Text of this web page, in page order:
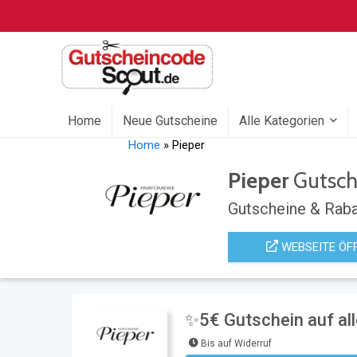
Home Neue Gutscheine Alle Kategorien
Home »Pieper
Pieper
Gutscheine &
WEBSEITE
✨5€ Gutschein auf
Bis auf Widerruf